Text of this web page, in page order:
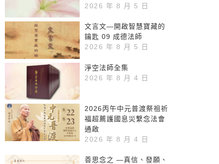
2026 年 8 月 5 日
文言文—開啟智慧寶藏的
鑰匙 09 成德法師
2026 年 8 月 5 日
淨空法師全集
2026 年 8 月 4 日
2026丙午中元普渡祭祖祈
福超薦護國息災繫念法會
通啟
2026 年 8 月 4 日
善思念之 —真信、發願、